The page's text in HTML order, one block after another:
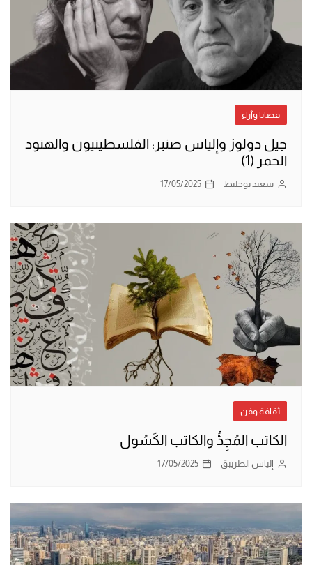
قضايا وآراء
جيل دولوز وإلياس صنبر: الفلسطينيون والهنود
الحمر (1)
سعيد بوخليط 17/05/2025
ثقافة وفن
الكاتب المُجِدُّ والكاتب الكَسُول
إلياس الطريبق 17/05/2025